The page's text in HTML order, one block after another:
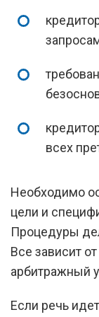
всех
Необходимо
цели и
Процедуры
Все зависит
арбитражный
Если речь